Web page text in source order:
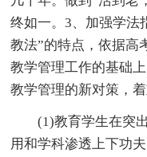
终如一。3、加强学法
教法”的特点，依据高
教学管理工作的基础
教学管理的新对策，
(1)教育学生在突出
用和学科渗透上下功